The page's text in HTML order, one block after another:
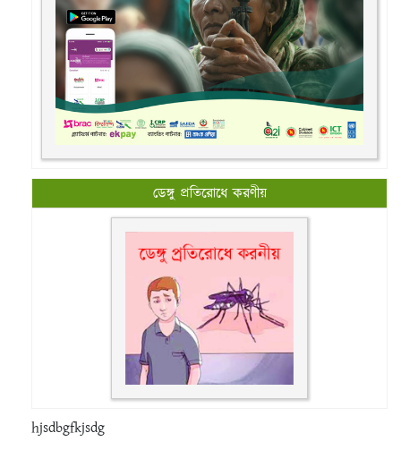
ডেঙ্গু প্রতিরোধে করণীয়
hjsdbgfkjsdg